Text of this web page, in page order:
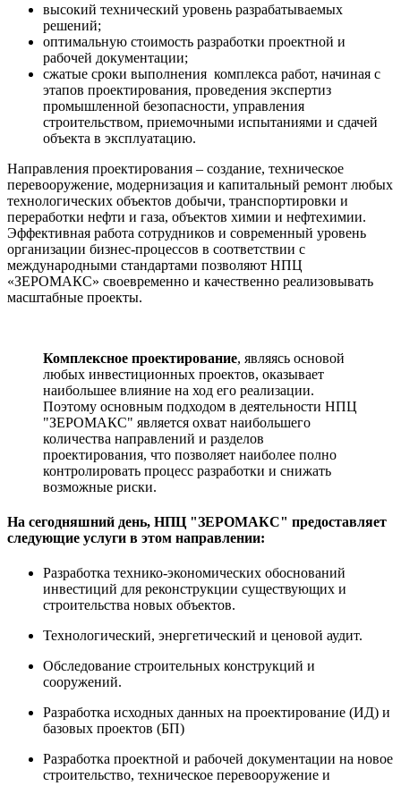
высокий технический уровень разрабатываемых
решений;
оптимальную стоимость разработки проектной и
рабочей документации;
сжатые сроки выполнения комплекса работ, начиная с
этапов проектирования, проведения экспертиз
промышленной безопасности, управления
строительством, приемочными испытаниями и сдачей
объекта в эксплуатацию.
Направления проектирования – создание, техническое
перевооружение, модернизация и капитальный ремонт любых
технологических объектов добычи, транспортировки и
переработки нефти и газа, объектов химии и нефтехимии.
Эффективная работа сотрудников и современный уровень
организации бизнес-процессов в соответствии с
международными стандартами позволяют НПЦ
«ЗЕРОМАКС» своевременно и качественно реализовывать
масштабные проекты.
Комплексное проектирование, являясь основой
любых инвестиционных проектов, оказывает
наибольшее влияние на ход его реализации.
Поэтому основным подходом в деятельности НПЦ
"ЗЕРОМАКС" является охват наибольшего
количества направлений и разделов
проектирования, что позволяет наиболее полно
контролировать процесс разработки и снижать
возможные риски.
На сегодняшний день, НПЦ "ЗЕРОМАКС" предоставляет
следующие услуги в этом направлении:
Разработка технико-экономических обоснований
инвестиций для реконструкции существующих и
строительства новых объектов.
Технологический, энергетический и ценовой аудит.
Обследование строительных конструкций и
сооружений.
Разработка исходных данных на проектирование (ИД) и
базовых проектов (БП)
Разработка проектной и рабочей документации на новое
строительство, техническое перевооружение и